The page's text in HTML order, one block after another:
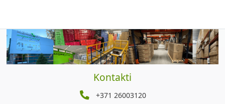
Kontakti
+371 26003120